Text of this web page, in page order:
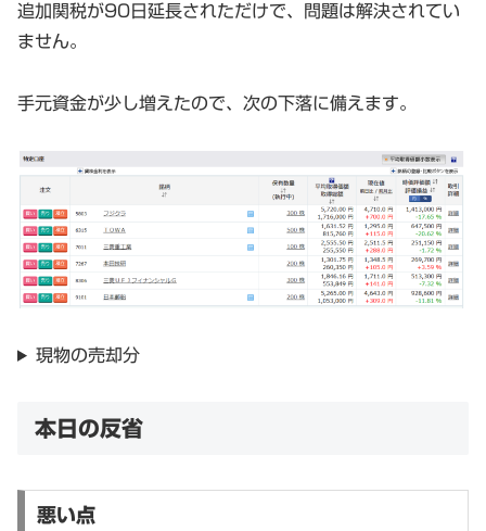
追加関税が90日延長されただけで、問題は解決されてい
ません。
手元資金が少し増えたので、次の下落に備えます。
現物の売却分
本日の反省
悪い点